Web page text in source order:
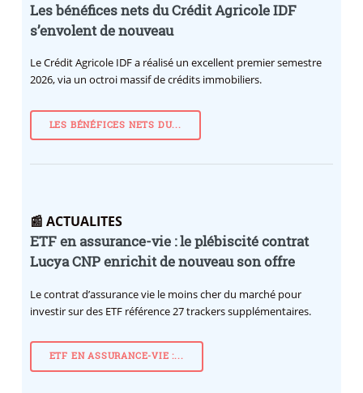
Les bénéfices nets du Crédit Agricole IDF
s’envolent de nouveau
Le Crédit Agricole IDF a réalisé un excellent premier semestre
2026, via un octroi massif de crédits immobiliers.
LES BÉNÉFICES NETS DU...
📰 ACTUALITES
ETF en assurance-vie : le plébiscité contrat
Lucya CNP enrichit de nouveau son offre
Le contrat d’assurance vie le moins cher du marché pour
investir sur des ETF référence 27 trackers supplémentaires.
ETF EN ASSURANCE-VIE :...